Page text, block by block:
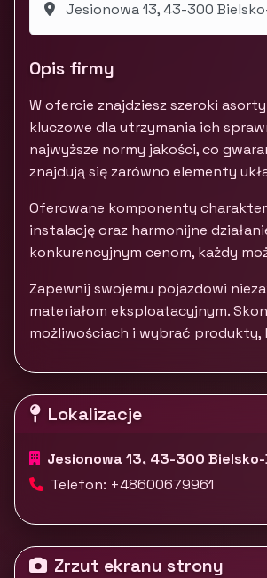
Jesionowa 13, 43-300
Opis firmy
W ofercie znajdziesz szeroki
kluczowe dla utrzymania ich
najwyższe normy jakości, co
znajdują się zarówno elementy
Oferowane komponenty
instalację oraz harmonijne
konkurencyjnym cenom, każdy
Zapewnij swojemu pojazdowi
materiałom eksploatacyjnym.
możliwościach i wybrać
Lokalizacje
Jesionowa 13, 43-300 Bielsko-
Telefon: +48600679961
Zrzut ekranu strony